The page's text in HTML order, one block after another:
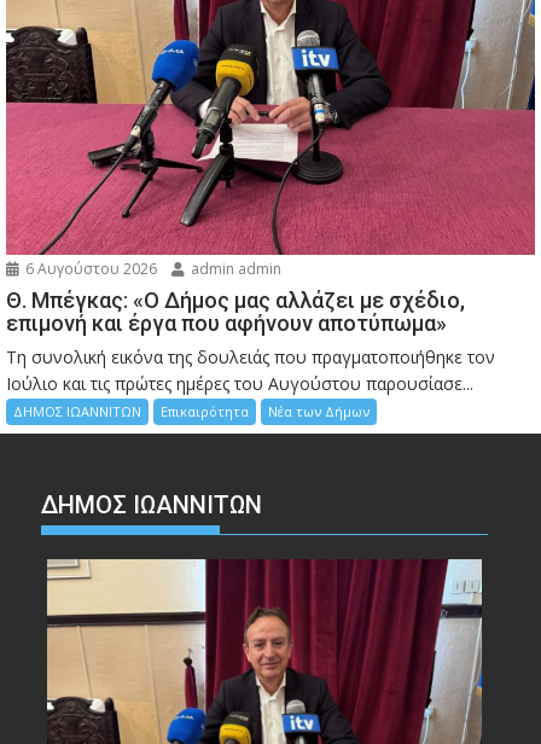
6 Αυγούστου 2026 admin admin
Θ. Μπέγκας: «Ο Δήμος μας αλλάζει με σχέδιο,
επιμονή και έργα που αφήνουν αποτύπωμα»
Τη συνολική εικόνα της δουλειάς που πραγματοποιήθηκε τον
Ιούλιο και τις πρώτες ημέρες του Αυγούστου παρουσίασε...
ΔΗΜΟΣ ΙΩΑΝΝΙΤΩΝ Επικαιρότητα Νέα των Δήμων
ΔΗΜΟΣ ΙΩΑΝΝΙΤΩΝ